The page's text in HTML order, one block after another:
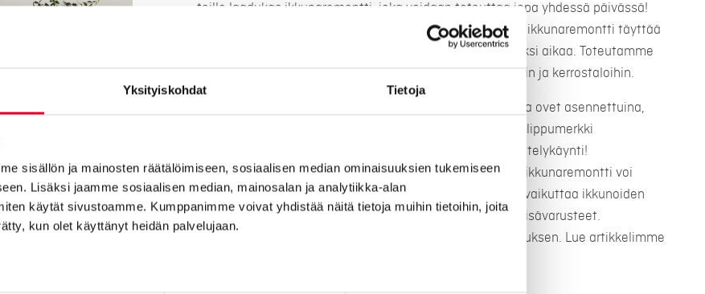
Yksityiskohdat Tietoja
sisällön ja mainosten räätälöimiseen, sosiaalisen median ominaisuuksien tukemiseen
Lisäksi jaamme sosiaalisen median, mainosalan ja analytiikka-alan
käytät sivustoamme. Kumppanimme voivat yhdistää näitä tietoja muihin tietoihin, joita
kun olet käyttänyt heidän palvelujaan.
teille laadukas ikkunaremontti, joka voidaan toteuttaa jopa yhdessä päivässä!
Huolellisesti suunniteltu ja hyvin asennettu ja toteutettu ikkunaremontti täyttää
odotuksesi ja saat olla tyytyväinen lopputulokseen pitkäksi aikaa. Toteutamme
ikkunaremontin myös rivi- ja paritaloihin sekä taloyhtiöihin ja kerrostaloihin.
Kaskipuulta saat suomalaiset, elämää kestävät ikkunat ja ovet asennettuina,
myös rahoituksella! Ikkunoilla ja ulko-ovillamme on avainlippumerkki
tunnustuksena kotimaisesta työstä. Varaa maksuton esittelykäynti!
Minkä hintainen on ikkunaremontti? Karkeasti arvioituna ikkunaremontti voi
maksaa 8000 – 20 000 euroon. Ikkunaremontin hintaan vaikuttaa ikkunoiden
määrän lisäksi niiden koko, niihin valitut lasitukset sekä lisävarusteet.
Tutustumme ensin kohteeseesi ja annamme tarkan tarjouksen. Lue artikkelimme